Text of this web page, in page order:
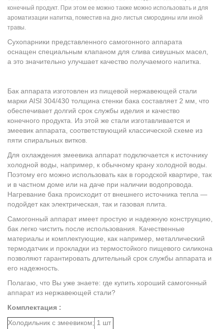
конечный продукт. При этом ее можно также можно использовать и для
ароматизации напитка, поместив на дно листья смородины или иной
травы.
Сухопарники представленного самогонного аппарата
оснащен специальным клапаном для слива сивушных масел,
а это значительно улучшает качество получаемого напитка.
Бак аппарата изготовлен из пищевой нержавеющей стали
марки AISI 304/430 толщина стенки бака составляет 2 мм, что
обеспечивает долгий срок службы иделия и качество
конечного продукта. Из этой же стали изготавливается и
змеевик аппарата, соответствующий классической схеме из
пяти спиральных витков.
Для охлаждения змеевика аппарат подключается к источнику
холодной воды, например, к обычному крану холодной воды.
Поэтому его можно использовать как в городской квартире, так
и в частном доме или на даче при наличии водопровода.
Нагревание бака происходит от внешнего источника тепла —
подойдет как электрическая, так и газовая плита.
Самогонный аппарат имеет простую и надежную конструкцию,
бак легко чистить после использования. Качественные
материалы и комплектующие, как например, металлический
термодатчик и прокладки из термостойкого пищевого силикона
позволяют гарантировать длительный срок службы аппарата и
его надежность.
Полагаю, что Вы уже знаете: где купить хороший самогонный
аппарат из нержавеющей стали?
Комплектация :
Холодильник с змеевиком; 1 шт